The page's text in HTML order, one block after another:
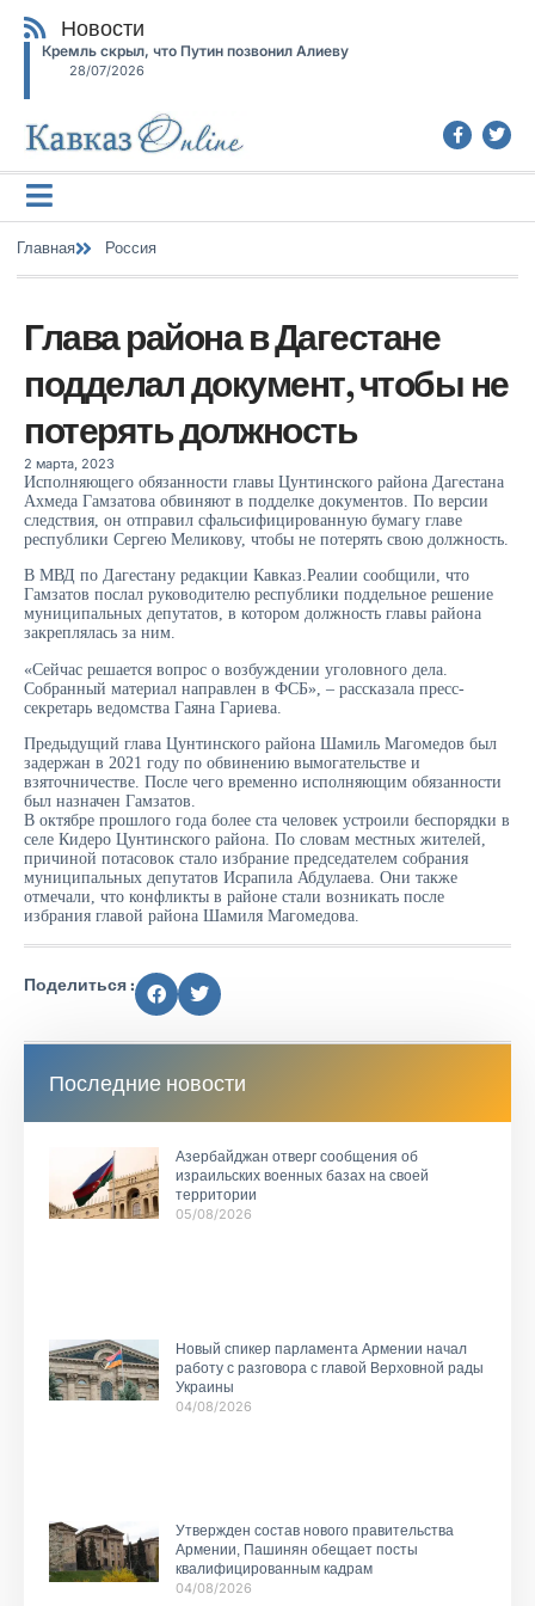
Новости
Кремль скрыл, что Путин позвонил Алиеву
28/07/2026
Главная Россия
Глава района в Дагестане
подделал документ, чтобы не
потерять должность
2 марта, 2023
Исполняющего обязанности главы Цунтинского района Дагестана
Ахмеда Гамзатова обвиняют в подделке документов. По версии
следствия, он отправил сфальсифицированную бумагу главе
республики Сергею Меликову, чтобы не потерять свою должность.
В МВД по Дагестану редакции Кавказ.Реалии сообщили, что
Гамзатов послал руководителю республики поддельное решение
муниципальных депутатов, в котором должность главы района
закреплялась за ним.
«Сейчас решается вопрос о возбуждении уголовного дела.
Собранный материал направлен в ФСБ», – рассказала пресс-
секретарь ведомства Гаяна Гариева.
Предыдущий глава Цунтинского района Шамиль Магомедов был
задержан в 2021 году по обвинению вымогательстве и
взяточничестве. После чего временно исполняющим обязанности
был назначен Гамзатов.
В октябре прошлого года более ста человек устроили беспорядки в
селе Кидеро Цунтинского района. По словам местных жителей,
причиной потасовок стало избрание председателем собрания
муниципальных депутатов Исрапила Абдулаева. Они также
отмечали, что конфликты в районе стали возникать после
избрания главой района Шамиля Магомедова.
Поделиться :
Последние новости
Азербайджан отверг сообщения об
израильских военных базах на своей
территории
05/08/2026
Новый спикер парламента Армении начал
работу с разговора с главой Верховной рады
Украины
04/08/2026
Утвержден состав нового правительства
Армении, Пашинян обещает посты
квалифицированным кадрам
04/08/2026